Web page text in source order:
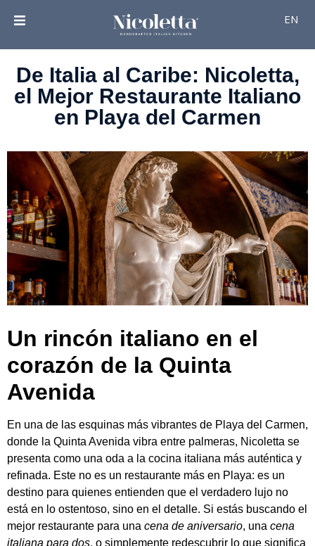
EN
De Italia al Caribe: Nicoletta,
el Mejor Restaurante Italiano
en Playa del Carmen
Un rincón italiano en el
corazón de la Quinta
Avenida
En una de las esquinas más vibrantes de Playa del Carmen,
donde la Quinta Avenida vibra entre palmeras, Nicoletta se
presenta como una oda a la cocina italiana más auténtica y
refinada. Este no es un restaurante más en Playa: es un
destino para quienes entienden que el verdadero lujo no
está en lo ostentoso, sino en el detalle. Si estás buscando el
mejor restaurante para una cena de aniversario, una cena
italiana para dos, o simplemente redescubrir lo que significa